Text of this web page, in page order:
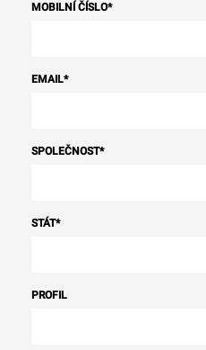
MOBILNÍ ČÍSLO*
EMAIL*
SPOLEČNOST*
STÁT*
PROFIL